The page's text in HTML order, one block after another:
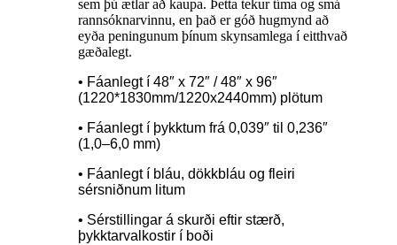
sem þú ætlar að kaupa. Þetta tekur tíma og smá
rannsóknarvinnu, en það er góð hugmynd að
eyða peningunum þínum skynsamlega í eitthvað
gæðalegt.
• Fáanlegt í 48″ x 72″ / 48″ x 96″
(1220*1830mm/1220x2440mm) plötum
• Fáanlegt í þykktum frá 0,039″ til 0,236″
(1,0–6,0 mm)
• Fáanlegt í bláu, dökkbláu og fleiri
sérsniðnum litum
• Sérstillingar á skurði eftir stærð,
þykktarvalkostir í boði